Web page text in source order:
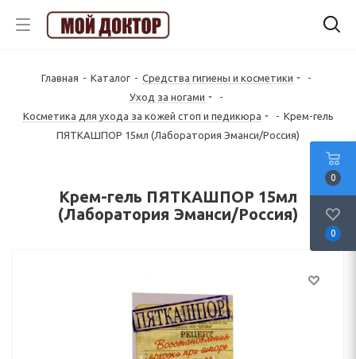
Главная - Каталог - Средства гигиены и косметики
-
Уход за ногами
-
Косметика для ухода за кожей стоп и педикюра
- Крем-гель
ПЯТКАШПОР 15мл (Лаборатория Эманси/Россия)
Крем-гель ПЯТКАШПОР 15мл
(Лаборатория Эманси/Россия)
0
0